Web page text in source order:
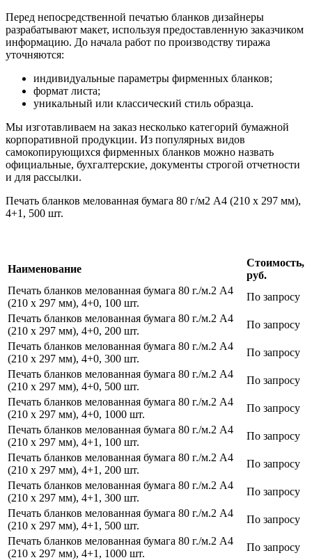
Перед непосредственной печатью бланков дизайнеры
разрабатывают макет, используя предоставленную заказчиком
информацию. До начала работ по производству тиража
уточняются:
индивидуальные параметры фирменных бланков;
формат листа;
уникальный или классический стиль образца.
Мы изготавливаем на заказ несколько категорий бумажной
корпоративной продукции. Из популярных видов
самокопирующихся фирменных бланков можно назвать
официальные, бухгалтерские, документы строгой отчетности
и для рассылки.
Печать бланков мелованная бумага 80 г/м2 А4 (210 х 297 мм),
4+1, 500 шт.
Наименование
Стоимость,
руб.
Печать бланков мелованная бумага 80 г./м.2 А4
(210 х 297 мм), 4+0, 100 шт.
По запросу
Печать бланков мелованная бумага 80 г./м.2 А4
(210 х 297 мм), 4+0, 200 шт.
По запросу
Печать бланков мелованная бумага 80 г./м.2 А4
(210 х 297 мм), 4+0, 300 шт.
По запросу
Печать бланков мелованная бумага 80 г./м.2 А4
(210 х 297 мм), 4+0, 500 шт.
По запросу
Печать бланков мелованная бумага 80 г./м.2 А4
(210 х 297 мм), 4+0, 1000 шт.
По запросу
Печать бланков мелованная бумага 80 г./м.2 А4
(210 х 297 мм), 4+1, 100 шт.
По запросу
Печать бланков мелованная бумага 80 г./м.2 А4
(210 х 297 мм), 4+1, 200 шт.
По запросу
Печать бланков мелованная бумага 80 г./м.2 А4
(210 х 297 мм), 4+1, 300 шт.
По запросу
Печать бланков мелованная бумага 80 г./м.2 А4
(210 х 297 мм), 4+1, 500 шт.
По запросу
Печать бланков мелованная бумага 80 г./м.2 А4
(210 х 297 мм), 4+1, 1000 шт.
По запросу